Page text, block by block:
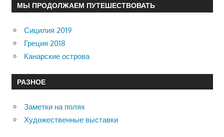
МЫ ПРОДОЛЖАЕМ ПУТЕШЕСТВОВАТЬ
Сицилия 2019
Греция 2018
Канарские острова
РАЗНОЕ
Заметки на полях
Художественные выставки